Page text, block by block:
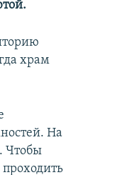
храм
На
Чтобы